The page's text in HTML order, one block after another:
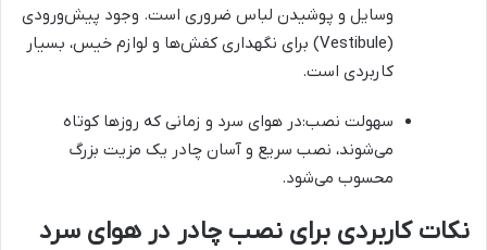
وسایل و پوشیدن لباس ضروری است. وجود پیش‌ورودی
(Vestibule) برای نگهداری کفش‌ها و لوازم خیس، بسیار
کاربردی است.
سهولت نصب:در هوای سرد و زمانی که روزها کوتاه
می‌شوند، نصب سریع و آسان چادر یک مزیت بزرگ
محسوب می‌شود.
نکات کاربردی برای نصب چادر در هوای سرد